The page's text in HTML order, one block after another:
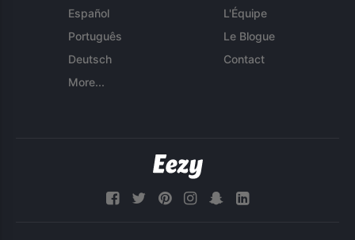
Español
Português
Deutsch
More...
L'Équipe
Le Blogue
Contact